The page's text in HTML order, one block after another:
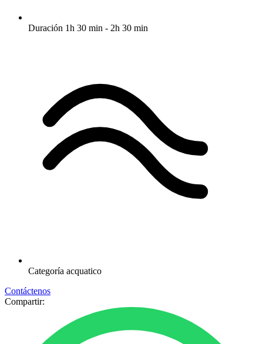
Duración 1h 30 min - 2h 30 min
Categoría acquatico
Contáctenos
Compartir: